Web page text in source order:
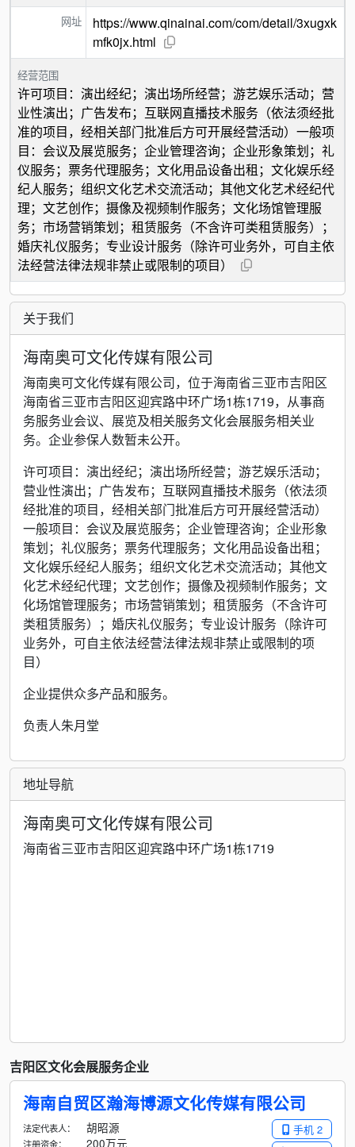
网址
https://www.qinainai.com/com/detail/3xugxk
mfk0jx.html
经营范围
许可项目：演出经纪；演出场所经营；游艺娱乐活动；营
业性演出；广告发布；互联网直播技术服务（依法须经批
准的项目，经相关部门批准后方可开展经营活动）一般项
目：会议及展览服务；企业管理咨询；企业形象策划；礼
仪服务；票务代理服务；文化用品设备出租；文化娱乐经
纪人服务；组织文化艺术交流活动；其他文化艺术经纪代
理；文艺创作；摄像及视频制作服务；文化场馆管理服
务；市场营销策划；租赁服务（不含许可类租赁服务）；
婚庆礼仪服务；专业设计服务（除许可业务外，可自主依
法经营法律法规非禁止或限制的项目）
关于我们
海南奥可文化传媒有限公司
海南奥可文化传媒有限公司，位于海南省三亚市吉阳区
海南省三亚市吉阳区迎宾路中环广场1栋1719，从事商
务服务业会议、展览及相关服务文化会展服务相关业
务。企业参保人数暂未公开。
许可项目：演出经纪；演出场所经营；游艺娱乐活动；
营业性演出；广告发布；互联网直播技术服务（依法须
经批准的项目，经相关部门批准后方可开展经营活动）
一般项目：会议及展览服务；企业管理咨询；企业形象
策划；礼仪服务；票务代理服务；文化用品设备出租；
文化娱乐经纪人服务；组织文化艺术交流活动；其他文
化艺术经纪代理；文艺创作；摄像及视频制作服务；文
化场馆管理服务；市场营销策划；租赁服务（不含许可
类租赁服务）；婚庆礼仪服务；专业设计服务（除许可
业务外，可自主依法经营法律法规非禁止或限制的项
目）
企业提供众多产品和服务。
负责人朱月堂
地址导航
海南奥可文化传媒有限公司
海南省三亚市吉阳区迎宾路中环广场1栋1719
吉阳区文化会展服务企业
海南自贸区瀚海博源文化传媒有限公司
手机 2
法定代表人： 胡昭源
注册资金： 200万元